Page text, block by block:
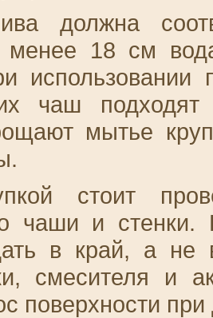
должна
менее 18 см
чаш
мытье
стоит
чаши и стенки.
в край, а не
смесителя и
поверхности